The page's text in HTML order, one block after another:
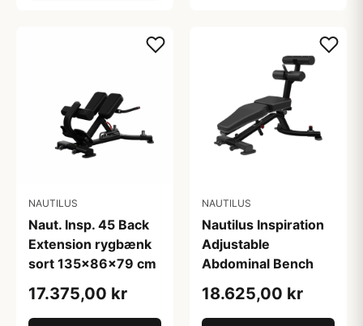
NAUTILUS
Naut. Insp. 45 Back
Extension rygbænk
sort 135×86×79 cm
17.375,00 kr
NAUTILUS
Nautilus Inspiration
Adjustable
Abdominal Bench
18.625,00 kr